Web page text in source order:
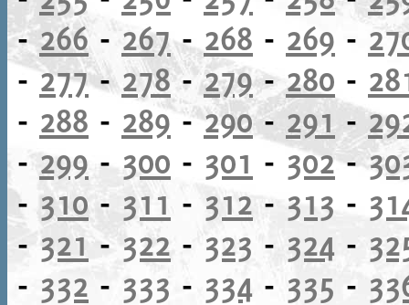
-266 - 267- 268 - 269 -
-277-278-279-280 -
- 288 - 289-290-291 -
-299 - 300 - 301 - 302-
-310-311 - 312- 313 -
-321 -322 - 323 - 324 -
- 332 - 333 - 334 - 335 -